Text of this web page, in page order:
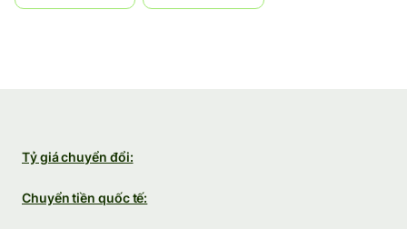
Tỷ giá chuyển đổi:
Chuyển tiền quốc tế: